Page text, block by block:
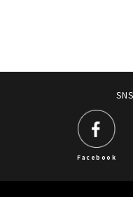
Facebook